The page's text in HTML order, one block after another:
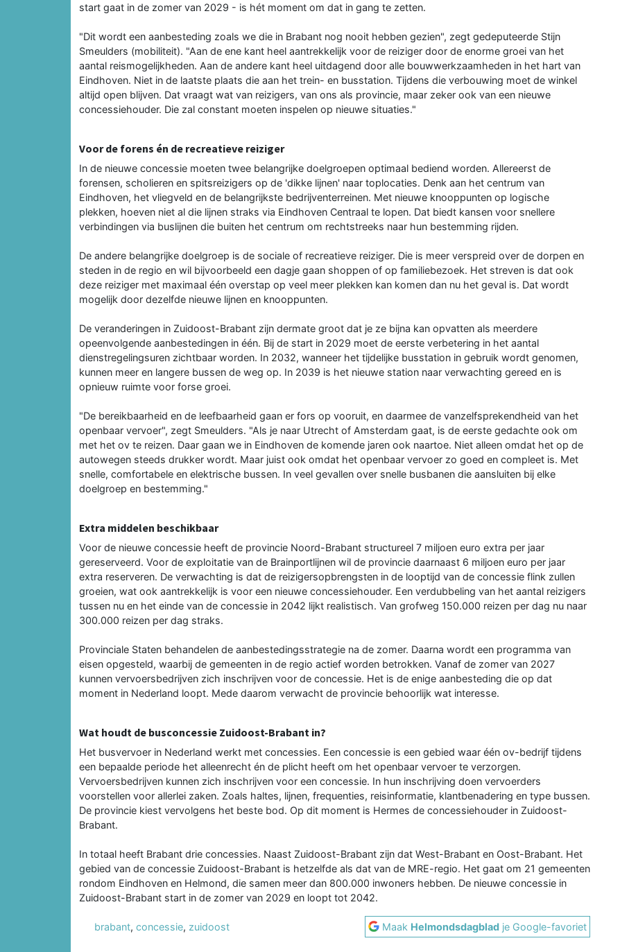
start gaat in de zomer van 2029 - is hét moment om dat in gang te zetten.
"Dit wordt een aanbesteding zoals we die in Brabant nog nooit hebben gezien", zegt gedeputeerde Stijn
Smeulders (mobiliteit). "Aan de ene kant heel aantrekkelijk voor de reiziger door de enorme groei van het
aantal reismogelijkheden. Aan de andere kant heel uitdagend door alle bouwwerkzaamheden in het hart van
Eindhoven. Niet in de laatste plaats die aan het trein- en busstation. Tijdens die verbouwing moet de winkel
altijd open blijven. Dat vraagt wat van reizigers, van ons als provincie, maar zeker ook van een nieuwe
concessiehouder. Die zal constant moeten inspelen op nieuwe situaties."
Voor de forens én de recreatieve reiziger
In de nieuwe concessie moeten twee belangrijke doelgroepen optimaal bediend worden. Allereerst de
forensen, scholieren en spitsreizigers op de 'dikke lijnen' naar toplocaties. Denk aan het centrum van
Eindhoven, het vliegveld en de belangrijkste bedrijventerreinen. Met nieuwe knooppunten op logische
plekken, hoeven niet al die lijnen straks via Eindhoven Centraal te lopen. Dat biedt kansen voor snellere
verbindingen via buslijnen die buiten het centrum om rechtstreeks naar hun bestemming rijden.
De andere belangrijke doelgroep is de sociale of recreatieve reiziger. Die is meer verspreid over de dorpen en
steden in de regio en wil bijvoorbeeld een dagje gaan shoppen of op familiebezoek. Het streven is dat ook
deze reiziger met maximaal één overstap op veel meer plekken kan komen dan nu het geval is. Dat wordt
mogelijk door dezelfde nieuwe lijnen en knooppunten.
De veranderingen in Zuidoost-Brabant zijn dermate groot dat je ze bijna kan opvatten als meerdere
opeenvolgende aanbestedingen in één. Bij de start in 2029 moet de eerste verbetering in het aantal
dienstregelingsuren zichtbaar worden. In 2032, wanneer het tijdelijke busstation in gebruik wordt genomen,
kunnen meer en langere bussen de weg op. In 2039 is het nieuwe station naar verwachting gereed en is
opnieuw ruimte voor forse groei.
"De bereikbaarheid en de leefbaarheid gaan er fors op vooruit, en daarmee de vanzelfsprekendheid van het
openbaar vervoer", zegt Smeulders. "Als je naar Utrecht of Amsterdam gaat, is de eerste gedachte ook om
met het ov te reizen. Daar gaan we in Eindhoven de komende jaren ook naartoe. Niet alleen omdat het op de
autowegen steeds drukker wordt. Maar juist ook omdat het openbaar vervoer zo goed en compleet is. Met
snelle, comfortabele en elektrische bussen. In veel gevallen over snelle busbanen die aansluiten bij elke
doelgroep en bestemming."
Extra middelen beschikbaar
Voor de nieuwe concessie heeft de provincie Noord-Brabant structureel 7 miljoen euro extra per jaar
gereserveerd. Voor de exploitatie van de Brainportlijnen wil de provincie daarnaast 6 miljoen euro per jaar
extra reserveren. De verwachting is dat de reizigersopbrengsten in de looptijd van de concessie flink zullen
groeien, wat ook aantrekkelijk is voor een nieuwe concessiehouder. Een verdubbeling van het aantal reizigers
tussen nu en het einde van de concessie in 2042 lijkt realistisch. Van grofweg 150.000 reizen per dag nu naar
300.000 reizen per dag straks.
Provinciale Staten behandelen de aanbestedingsstrategie na de zomer. Daarna wordt een programma van
eisen opgesteld, waarbij de gemeenten in de regio actief worden betrokken. Vanaf de zomer van 2027
kunnen vervoersbedrijven zich inschrijven voor de concessie. Het is de enige aanbesteding die op dat
moment in Nederland loopt. Mede daarom verwacht de provincie behoorlijk wat interesse.
Wat houdt de busconcessie Zuidoost-Brabant in?
Het busvervoer in Nederland werkt met concessies. Een concessie is een gebied waar één ov-bedrijf tijdens
een bepaalde periode het alleenrecht én de plicht heeft om het openbaar vervoer te verzorgen.
Vervoersbedrijven kunnen zich inschrijven voor een concessie. In hun inschrijving doen vervoerders
voorstellen voor allerlei zaken. Zoals haltes, lijnen, frequenties, reisinformatie, klantbenadering en type bussen.
De provincie kiest vervolgens het beste bod. Op dit moment is Hermes de concessiehouder in Zuidoost-
Brabant.
In totaal heeft Brabant drie concessies. Naast Zuidoost-Brabant zijn dat West-Brabant en Oost-Brabant. Het
gebied van de concessie Zuidoost-Brabant is hetzelfde als dat van de MRE-regio. Het gaat om 21 gemeenten
rondom Eindhoven en Helmond, die samen meer dan 800.000 inwoners hebben. De nieuwe concessie in
Zuidoost-Brabant start in de zomer van 2029 en loopt tot 2042.
brabant, concessie, zuidoost Maak Helmondsdagblad je Google-favoriet